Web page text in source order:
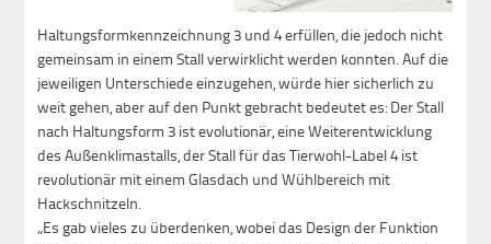
Haltungsformkennzeichnung 3 und 4 erfüllen, die jedoch nicht
gemeinsam in einem Stall verwirklicht werden konnten. Auf die
jeweiligen Unterschiede einzugehen, würde hier sicherlich zu
weit gehen, aber auf den Punkt gebracht bedeutet es: Der Stall
nach Haltungsform 3 ist evolutionär, eine Weiterentwicklung
des Außenklimastalls, der Stall für das Tierwohl-Label 4 ist
revolutionär mit einem Glasdach und Wühlbereich mit
Hackschnitzeln.
„Es gab vieles zu überdenken, wobei das Design der Funktion